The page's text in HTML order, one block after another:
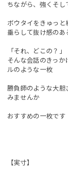
ちながら、強くそし
ボウタイをきゅっ
垂らして抜け感のあ
「それ、どこの？」
そんな会話のきっか
ルのような一枚
勝負師のような大胆
みませんか
おすすめの一枚です
【実寸】